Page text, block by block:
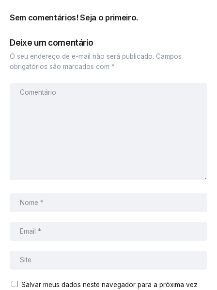
Sem comentários! Seja o primeiro.
Deixe um comentário
O seu endereço de e-mail não será publicado. Campos
obrigatórios são marcados com *
Salvar meus dados neste navegador para a próxima vez